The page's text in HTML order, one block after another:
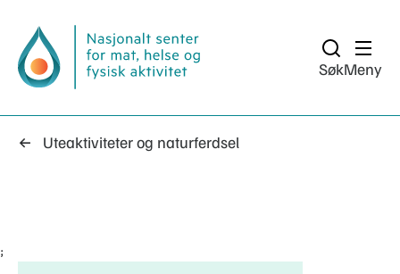
SøkMeny
Uteaktiviteter og naturferdsel
;